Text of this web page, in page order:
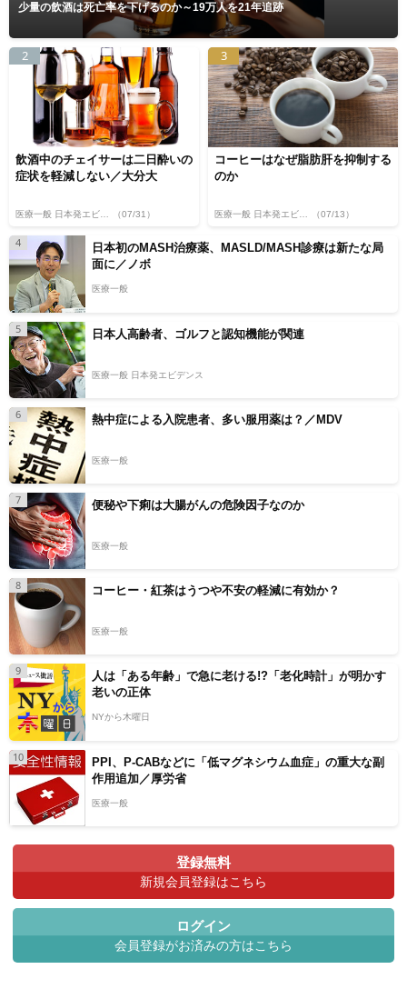
少量の飲酒は死亡率を下げるのか～19万人を21年追跡
2
飲酒中のチェイサーは二日酔いの
症状を軽減しない／大分大
医療一般 日本発エビデンス （07/31）
3
コーヒーはなぜ脂肪肝を抑制する
のか
医療一般 日本発エビデンス （07/13）
4
日本初のMASH治療薬、MASLD/MASH診療は新たな局
面に／ノボ
医療一般
5 日本人高齢者、ゴルフと認知機能が関連
医療一般 日本発エビデンス
6 熱中症による入院患者、多い服用薬は？／MDV
医療一般
7 便秘や下痢は大腸がんの危険因子なのか
医療一般
8 コーヒー・紅茶はうつや不安の軽減に有効か？
医療一般
9
人は「ある年齢」で急に老ける!?「老化時計」が明かす
老いの正体
NYから木曜日
10
PPI、P-CABなどに「低マグネシウム血症」の重大な副
作用追加／厚労省
医療一般
登録無料
新規会員登録はこちら
ログイン
会員登録がお済みの方はこちら